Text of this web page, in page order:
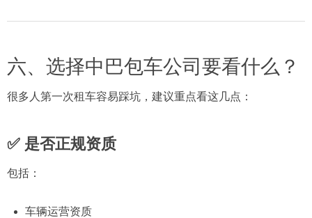
六、选择中巴包车公司要看什么？
很多人第一次租车容易踩坑，建议重点看这几点：
✅ 是否正规资质
包括：
车辆运营资质